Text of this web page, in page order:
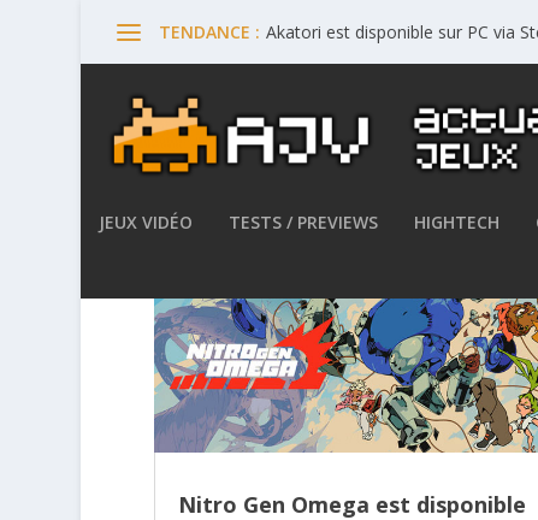
TENDANCE : Akatori est disponible sur PC via
JEUX VIDÉO TESTS / PREVIEWS HIGHTECH
Nitro Gen Omega est disponible